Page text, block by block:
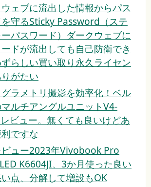
ェブに流出した情報からパス
守るSticky Password（ステ
ーパスワード）ダークウェブに
ドが流出しても自己防衛でき
らしい買い取り永久ライセン
がたい
ラメトリ撮影を効率化！ベル
ルチアングルユニットV4-
ビュー。無くても良いけどあ
ですな
ュー2023年Vivobook Pro
K6604JI、3か月使った良い
点、分解して増設もOK